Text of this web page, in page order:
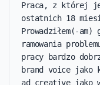
Praca, z której
ostatnich 18
Prowadziłem(-
ramowania
pracy bardzo
brand voice jako
ad creative jako